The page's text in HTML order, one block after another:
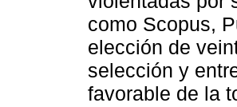
como Scopus,
elección de
selección y
favorable de la